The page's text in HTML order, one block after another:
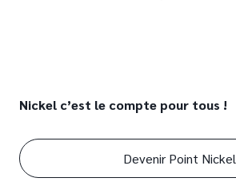
Nickel c’est le compte pour tous !
Devenir Point Nickel